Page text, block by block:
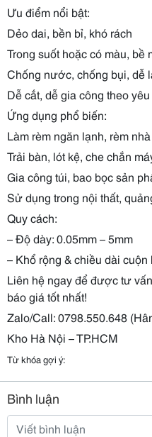
Ưu điểm nổi bật:
Dẻo dai, bền bỉ, khó rách
Trong suốt hoặc có màu, bề
Chống nước, chống bụi, dễ
Dễ cắt, dễ gia công theo
Ứng dụng phổ biến:
Làm rèm ngăn lạnh, rèm
Trải bàn, lót kệ, che chắn
Gia công túi, bao bọc sản
Sử dụng trong nội thất,
Quy cách:
– Độ dày: 0.05mm – 5mm
– Khổ rộng & chiều dài
Liên hệ ngay để được tư
báo giá tốt nhất!
Zalo/Call: 0798.550.648
Kho Hà Nội – TP.HCM
Từ khóa gợi ý:
Bình luận